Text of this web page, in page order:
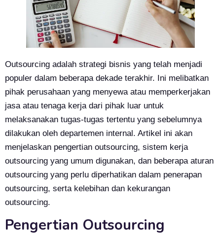
Outsourcing adalah strategi bisnis yang telah menjadi
populer dalam beberapa dekade terakhir. Ini melibatkan
pihak perusahaan yang menyewa atau memperkerjakan
jasa atau tenaga kerja dari pihak luar untuk
melaksanakan tugas-tugas tertentu yang sebelumnya
dilakukan oleh departemen internal. Artikel ini akan
menjelaskan pengertian outsourcing, sistem kerja
outsourcing yang umum digunakan, dan beberapa aturan
outsourcing yang perlu diperhatikan dalam penerapan
outsourcing, serta kelebihan dan kekurangan
outsourcing.
Pengertian Outsourcing